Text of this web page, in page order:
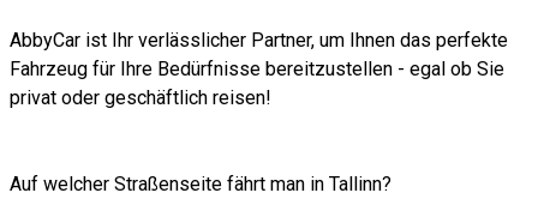
AbbyCar ist Ihr verlässlicher Partner, um Ihnen das perfekte
Fahrzeug für Ihre Bedürfnisse bereitzustellen - egal ob Sie
privat oder geschäftlich reisen!
Auf welcher Straßenseite fährt man in Tallinn?